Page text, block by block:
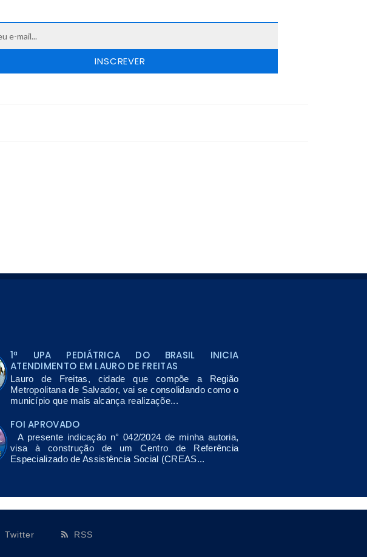
1ª UPA PEDIÁTRICA DO BRASIL INICIA
ATENDIMENTO EM LAURO DE FREITAS
Lauro de Freitas, cidade que compõe a Região
Metropolitana de Salvador, vai se consolidando como o
município que mais alcança realizaçõe...
FOI APROVADO
A presente indicação n° 042/2024 de minha autoria,
visa à construção de um Centro de Referência
Especializado de Assistência Social (CREAS...
Twitter RSS